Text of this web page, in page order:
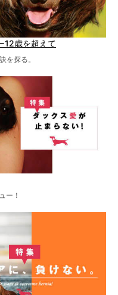
12歳を超えて
を探る。
ー！